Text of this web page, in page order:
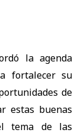
la agenda
fortalecer su
de
estas buenas
tema de las